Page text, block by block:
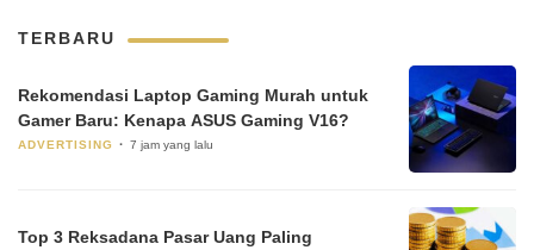
TERBARU
Rekomendasi Laptop Gaming Murah untuk
Gamer Baru: Kenapa ASUS Gaming V16?
ADVERTISING 7 jam yang lalu
Top 3 Reksadana Pasar Uang Paling